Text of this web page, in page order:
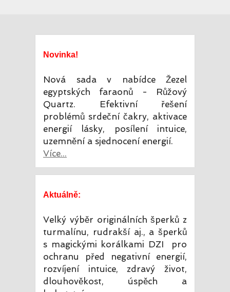
Novinka!
Nová sada v nabídce Žezel
egyptských faraonů - Růžový
Quartz. Efektivní řešení
problémů srdeční čakry, aktivace
energií lásky, posílení intuice,
uzemnění a sjednocení energií.
Více...
Aktuálně:
Velký výběr originálních šperků z
turmalínu, rudrakší aj., a šperků
s magickými korálkami DZI pro
ochranu před negativní energií,
rozvíjení intuice, zdravý život,
dlouhověkost, úspěch a